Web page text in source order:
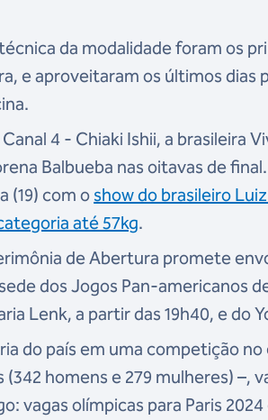
da modalidade foram os
e aproveitaram os últimos dias
4 - Chiaki Ishii, a brasileira
Balbueba nas oitavas de
(19) com oshow do brasileiro
até 57kg.
de Abertura promete
dos Jogos Pan-americanos
Lenk, a partir das 19h40, e do
do país em uma competição
(342 homens e 279 mulheres) –,
vagas olímpicas para Paris